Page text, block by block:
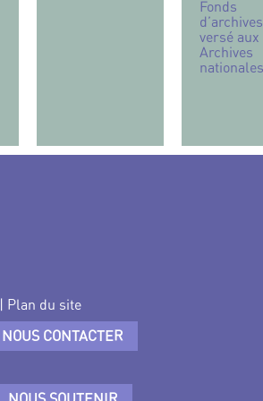
Fonds
d’archives
versé aux
Archives
nationales
| Plan du site
NOUS CONTACTER